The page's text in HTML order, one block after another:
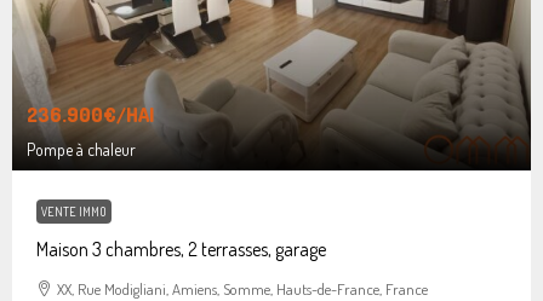
236.900€/HAI
Pompe à chaleur
VENTE IMMO
Maison 3 chambres, 2 terrasses, garage
XX, Rue Modigliani, Amiens, Somme, Hauts-de-France, France